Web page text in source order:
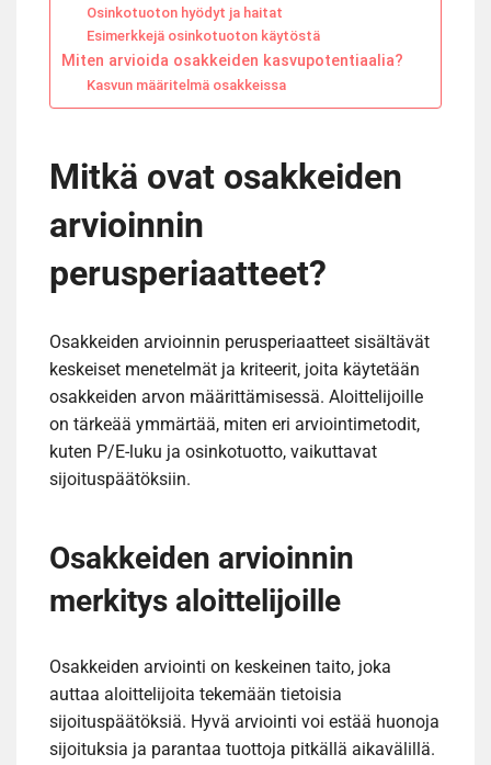
Osinkotuoton hyödyt ja haitat
Esimerkkejä osinkotuoton käytöstä
Miten arvioida osakkeiden kasvupotentiaalia?
Kasvun määritelmä osakkeissa
Mitkä ovat osakkeiden
arvioinnin
perusperiaatteet?
Osakkeiden arvioinnin perusperiaatteet sisältävät
keskeiset menetelmät ja kriteerit, joita käytetään
osakkeiden arvon määrittämisessä. Aloittelijoille
on tärkeää ymmärtää, miten eri arviointimetodit,
kuten P/E-luku ja osinkotuotto, vaikuttavat
sijoituspäätöksiin.
Osakkeiden arvioinnin
merkitys aloittelijoille
Osakkeiden arviointi on keskeinen taito, joka
auttaa aloittelijoita tekemään tietoisia
sijoituspäätöksiä. Hyvä arviointi voi estää huonoja
sijoituksia ja parantaa tuottoja pitkällä aikavälillä.